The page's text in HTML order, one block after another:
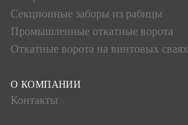
Секционные заборы из рабицы
Промышленные откатные ворота
Откатные ворота на винтовых сваях
О КОМПАНИИ
Контакты